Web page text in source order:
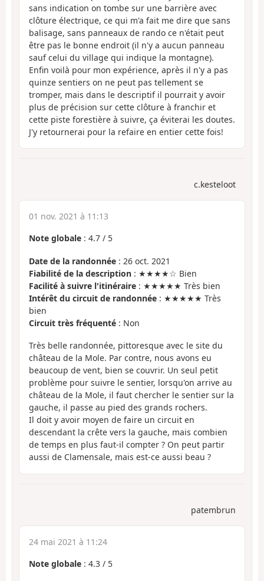
sans indication on tombe sur une barrière avec
clôture électrique, ce qui m'a fait me dire que sans
balisage, sans panneaux de rando ce n'était peut
être pas le bonne endroit (il n'y a aucun panneau
sauf celui du village qui indique la montagne).
Enfin voilà pour mon expérience, après il n'y a pas
quinze sentiers on ne peut pas tellement se
tromper, mais dans le descriptif il pourrait y avoir
plus de précision sur cette clôture à franchir et
cette piste forestière à suivre, ça éviterai les doutes.
J'y retournerai pour la refaire en entier cette fois!
c.kesteloot
01 nov. 2021 à 11:13
Note globale : 4.7 / 5
Date de la randonnée : 26 oct. 2021
Fiabilité de la description : ★★★★☆ Bien
Facilité à suivre l'itinéraire : ★★★★★ Très bien
Intérêt du circuit de randonnée : ★★★★★ Très
bien
Circuit très fréquenté : Non
Très belle randonnée, pittoresque avec le site du
château de la Mole. Par contre, nous avons eu
beaucoup de vent, bien se couvrir. Un seul petit
problème pour suivre le sentier, lorsqu'on arrive au
château de la Mole, il faut chercher le sentier sur la
gauche, il passe au pied des grands rochers.
Il doit y avoir moyen de faire un circuit en
descendant la crête vers la gauche, mais combien
de temps en plus faut-il compter ? On peut partir
aussi de Clamensale, mais est-ce aussi beau ?
patembrun
24 mai 2021 à 11:24
Note globale : 4.3 / 5